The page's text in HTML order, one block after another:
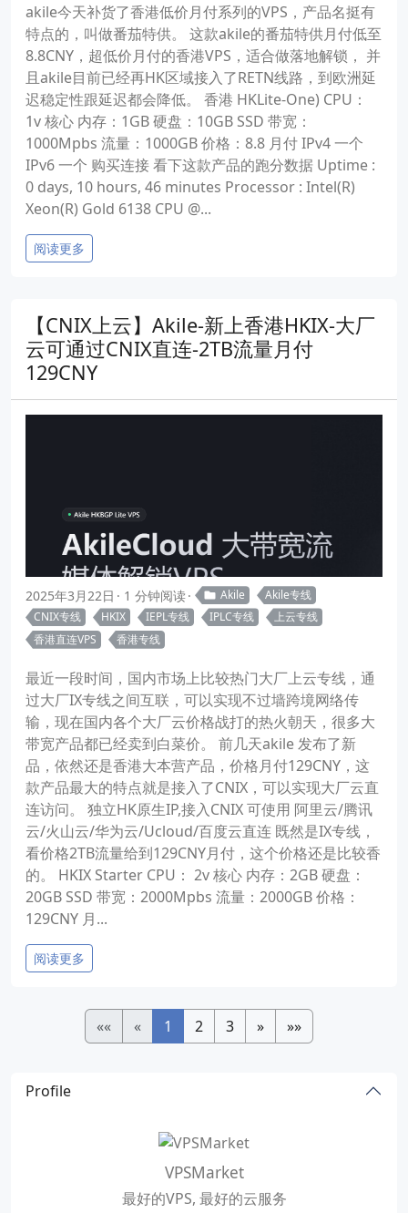
akile今天补货了香港低价月付系列的VPS，产品名挺有
特点的，叫做番茄特供。 这款akile的番茄特供月付低至
8.8CNY，超低价月付的香港VPS，适合做落地解锁， 并
且akile目前已经再HK区域接入了RETN线路，到欧洲延
迟稳定性跟延迟都会降低。 香港 HKLite-One) CPU：
1v 核心 内存：1GB 硬盘：10GB SSD 带宽：
1000Mpbs 流量：1000GB 价格：8.8 月付 IPv4 一个
IPv6 一个 购买连接 看下这款产品的跑分数据 Uptime :
0 days, 10 hours, 46 minutes Processor : Intel(R)
Xeon(R) Gold 6138 CPU @...
阅读更多
【CNIX上云】Akile-新上香港HKIX-大厂
云可通过CNIX直连-2TB流量月付
129CNY
2025年3月22日 1 分钟阅读 Akile
Akile专线
CNIX专线
HKIX IEPL专线 IPLC专线
上云专线
香港直连VPS
香港专线
最近一段时间，国内市场上比较热门大厂上云专线，通
过大厂IX专线之间互联，可以实现不过墙跨境网络传
输，现在国内各个大厂云价格战打的热火朝天，很多大
带宽产品都已经卖到白菜价。 前几天akile 发布了新
品，依然还是香港大本营产品，价格月付129CNY，这
款产品最大的特点就是接入了CNIX，可以实现大厂云直
连访问。 独立HK原生IP,接入CNIX 可使用 阿里云/腾讯
云/火山云/华为云/Ucloud/百度云直连 既然是IX专线，
看价格2TB流量给到129CNY月付，这个价格还是比较香
的。 HKIX Starter CPU： 2v 核心 内存：2GB 硬盘：
20GB SSD 带宽：2000Mpbs 流量：2000GB 价格：
129CNY 月...
阅读更多
«« « 1 2 3 » »»
Profile
VPSMarket
最好的VPS, 最好的云服务